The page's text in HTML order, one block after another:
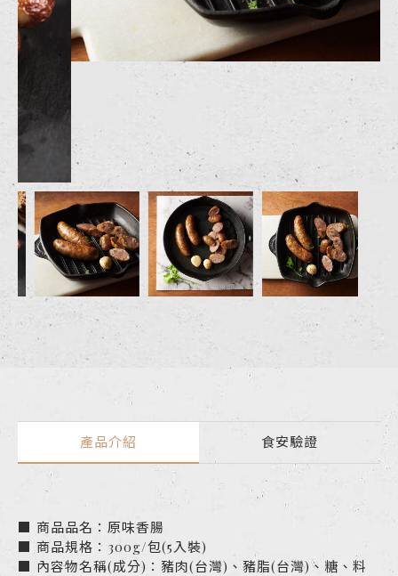
產品介紹 食安驗證
■ 商品品名：原味香腸
■ 商品規格：300g/包(5入裝)
■ 內容物名稱(成分)：豬肉(台灣)、豬脂(台灣)、糖、料